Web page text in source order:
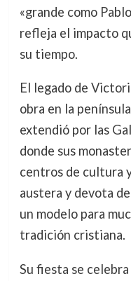
«grande como
refleja el impacto
su tiempo.
El legado de
obra en la
extendió por las
donde sus
centros de cultura
austera y devota
un modelo para
tradición cristiana.
Su fiesta se